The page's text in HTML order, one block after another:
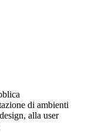
di ambienti
alla user